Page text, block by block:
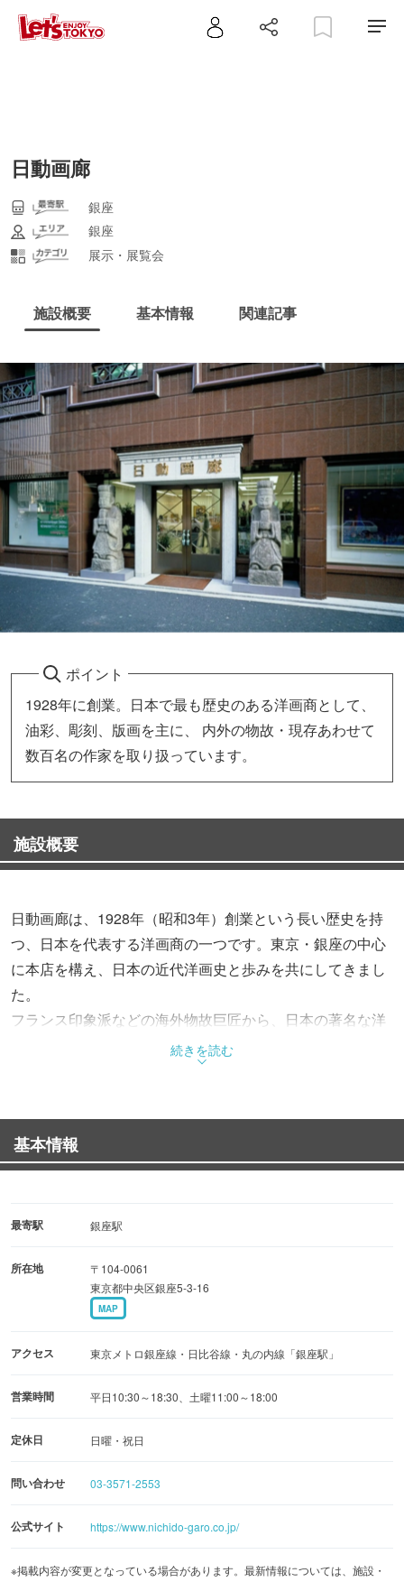
日動画廊
銀座
銀座
展示・展覧会
施設概要 基本情報 関連記事
ポイント
1928年に創業。日本で最も歴史のある洋画商として、
油彩、彫刻、版画を主に、 内外の物故・現存あわせて
数百名の作家を取り扱っています。
施設概要
日動画廊は、1928年（昭和3年）創業という長い歴史を持
つ、日本を代表する洋画商の一つです。東京・銀座の中心
に本店を構え、日本の近代洋画史と歩みを共にしてきまし
た。
フランス印象派などの海外物故巨匠から、日本の著名な洋
画家、そして現代の美術シーンを牽引する若手・現役作家
まで、数百名に及ぶ作家の油彩、彫刻、版画を紹介し続け
単なる美術品の流通だけでなく、新人発掘のための公募展
開催や、笠間日動美術館（茨城県）の設立・運営を通じ
おけるその役割は、単なるギャラリーを超えた、文化的な
訪れる際は、ぜひ立ち寄りたいスポットです。
続きを読む
基本情報
最寄駅 銀座駅
所在地
〒104-0061
東京都中央区銀座5-3-16
MAP
アクセス 東京メトロ銀座線・日比谷線・丸の内線「銀座駅」
営業時間 平日10:30～18:30、土曜11:00～18:00
定休日 日曜・祝日
問い合わせ 03-3571-2553
公式サイト https://www.nichido-garo.co.jp/
※掲載内容が変更となっている場合があります。最新情報については、施設・